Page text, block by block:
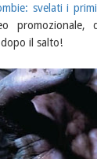
svelati i
il salto!